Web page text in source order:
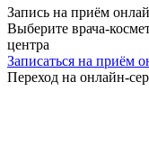
Запись на приём
Выберите врача-
центра
Записаться на приём
Переход на онлайн-